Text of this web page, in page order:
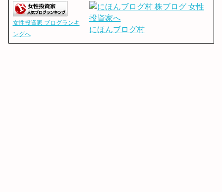
女性投資家 ブログランキ
ングへ
にほんブログ村